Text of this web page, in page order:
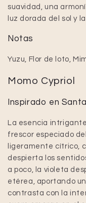
suavidad, una
luz dorada del sol y
Notas
Yuzu, Flor de loto,
Momo Cypriol
Inspirado en
La esencia
frescor especiado
ligeramente cítrico,
despierta los
a poco, la violeta
etérea, aportando
contrasta con la